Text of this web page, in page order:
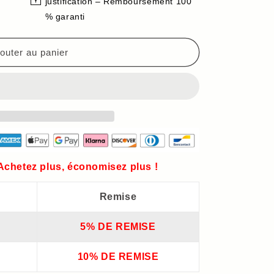
% garanti
au panier
plus, économisez plus !
Remise
5% DE REMISE
10% DE REMISE